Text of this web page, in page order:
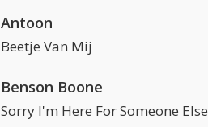
Antoon
Beetje Van Mij
Benson Boone
Sorry I'm Here For Someone Else